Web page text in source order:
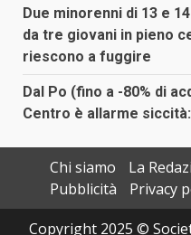
Due minorenni di 13 e
da tre giovani in pieno
riescono a fuggire
Dal Po (fino a -80% di
Centro è allarme
Chi siamo
La
Pubblicità
Privacy
Copyright 2025 ©